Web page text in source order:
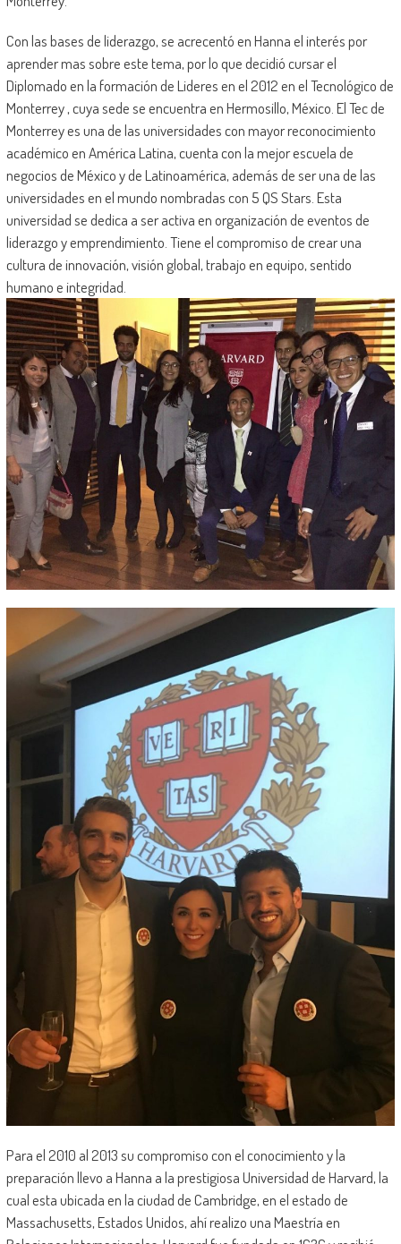
Con las bases de liderazgo, se acrecentó en Hanna el interés por
aprender mas sobre este tema, por lo que decidió cursar el
Diplomado en la formación de Lideres en el 2012 en el Tecnológico de
Monterrey , cuya sede se encuentra en Hermosillo, México. El Tec de
Monterrey es una de las universidades con mayor reconocimiento
académico en América Latina, cuenta con la mejor escuela de
negocios de México y de Latinoamérica, además de ser una de las
universidades en el mundo nombradas con 5 QS Stars. Esta
universidad se dedica a ser activa en organización de eventos de
liderazgo y emprendimiento. Tiene el compromiso de crear una
cultura de innovación, visión global, trabajo en equipo, sentido
humano e integridad.
Para el 2010 al 2013 su compromiso con el conocimiento y la
preparación llevo a Hanna a la prestigiosa Universidad de Harvard, la
cual esta ubicada en la ciudad de Cambridge, en el estado de
Massachusetts, Estados Unidos, ahí realizo una Maestría en